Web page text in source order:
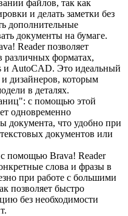
файлов, так как
и делать заметки без
дополнительные
документы на бумаге.
Reader позволяет
различных форматах,
и AutoCAD. Это идеальный
дизайнеров, которым
в деталях.
с помощью этой
одновременно
документа, что удобно при
документов или
помощью Brava! Reader
слова и фразы в
при работе с большими
позволяет быстро
без необходимости